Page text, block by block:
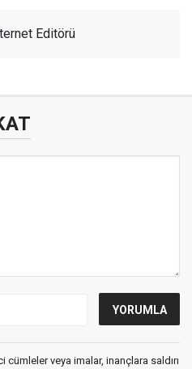
Editörü
veya imalar, inançlara saldırı